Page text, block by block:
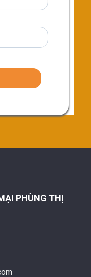
PHÙNG THỊ